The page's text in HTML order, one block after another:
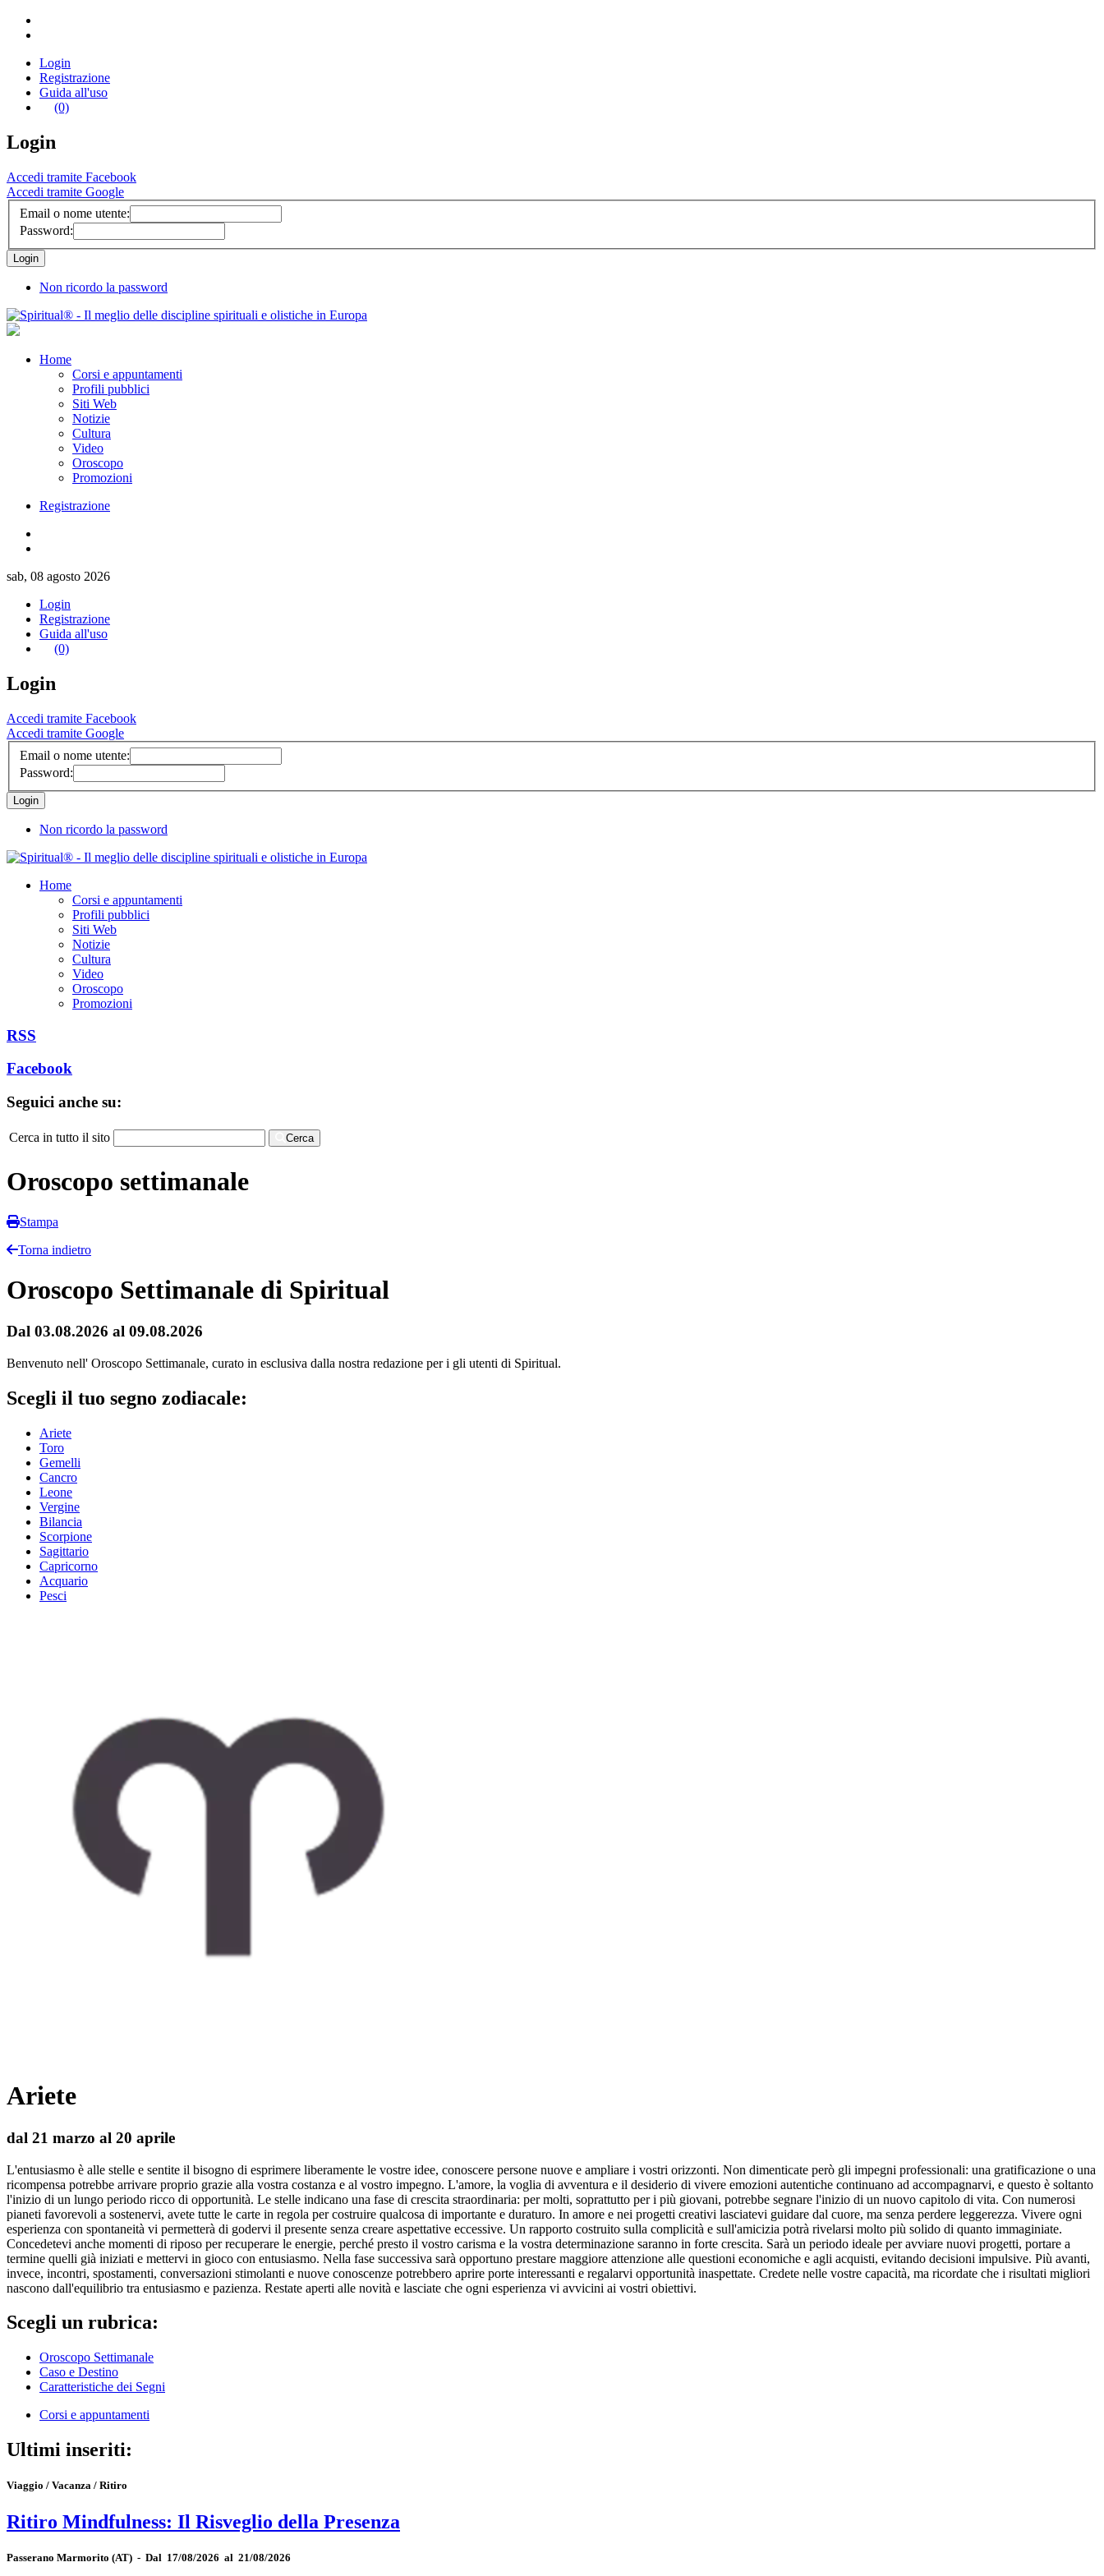
Login
Registrazione
Guida all'uso
(0)
Login
Accedi tramite Facebook
Accedi tramite Google
Email o nome utente:
Password:
Non ricordo la password
Home
Corsi e appuntamenti
Profili pubblici
Siti Web
Notizie
Cultura
Video
Oroscopo
Promozioni
Registrazione
sab, 08 agosto 2026
Login
Registrazione
Guida all'uso
(0)
Login
Accedi tramite Facebook
Accedi tramite Google
Email o nome utente:
Password:
Non ricordo la password
Home
Corsi e appuntamenti
Profili pubblici
Siti Web
Notizie
Cultura
Video
Oroscopo
Promozioni
RSS
Facebook
Seguici anche su:
Cerca in tutto il sito Cerca
Oroscopo settimanale
Stampa
Torna indietro
Oroscopo Settimanale di Spiritual
Dal 03.08.2026 al 09.08.2026
Benvenuto nell' Oroscopo Settimanale, curato in esclusiva dalla nostra redazione per i gli utenti di Spiritual.
Scegli il tuo segno zodiacale:
Ariete
Toro
Gemelli
Cancro
Leone
Vergine
Bilancia
Scorpione
Sagittario
Capricorno
Acquario
Pesci
Ariete
dal 21 marzo al 20 aprile
L'entusiasmo è alle stelle e sentite il bisogno di esprimere liberamente le vostre idee, conoscere persone nuove e ampliare i vostri orizzonti. Non dimenticate però gli impegni professionali: una gratificazione o una
ricompensa potrebbe arrivare proprio grazie alla vostra costanza e al vostro impegno. L'amore, la voglia di avventura e il desiderio di vivere emozioni autentiche continuano ad accompagnarvi, e questo è soltanto
l'inizio di un lungo periodo ricco di opportunità. Le stelle indicano una fase di crescita straordinaria: per molti, soprattutto per i più giovani, potrebbe segnare l'inizio di un nuovo capitolo di vita. Con numerosi
pianeti favorevoli a sostenervi, avete tutte le carte in regola per costruire qualcosa di importante e duraturo. In amore e nei progetti creativi lasciatevi guidare dal cuore, ma senza perdere leggerezza. Vivere ogni
esperienza con spontaneità vi permetterà di godervi il presente senza creare aspettative eccessive. Un rapporto costruito sulla complicità e sull'amicizia potrà rivelarsi molto più solido di quanto immaginiate.
Concedetevi anche momenti di riposo per recuperare le energie, perché presto il vostro carisma e la vostra determinazione saranno in forte crescita. Sarà un periodo ideale per avviare nuovi progetti, portare a
termine quelli già iniziati e mettervi in gioco con entusiasmo. Nella fase successiva sarà opportuno prestare maggiore attenzione alle questioni economiche e agli acquisti, evitando decisioni impulsive. Più avanti,
invece, incontri, spostamenti, conversazioni stimolanti e nuove conoscenze potrebbero aprire porte interessanti e regalarvi opportunità inaspettate. Credete nelle vostre capacità, ma ricordate che i risultati migliori
nascono dall'equilibrio tra entusiasmo e pazienza. Restate aperti alle novità e lasciate che ogni esperienza vi avvicini ai vostri obiettivi.
Scegli un rubrica:
Oroscopo Settimanale
Caso e Destino
Caratteristiche dei Segni
Corsi e appuntamenti
Ultimi inseriti:
Viaggio / Vacanza / Ritiro
Ritiro Mindfulness: Il Risveglio della Presenza
Passerano Marmorito (AT) - Dal 17/08/2026 al 21/08/2026